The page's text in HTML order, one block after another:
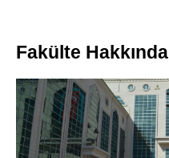
Fakülte Hakkında